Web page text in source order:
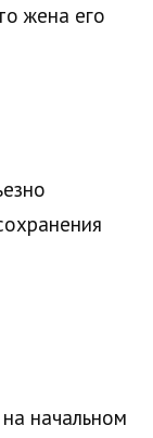
жена его
начальном